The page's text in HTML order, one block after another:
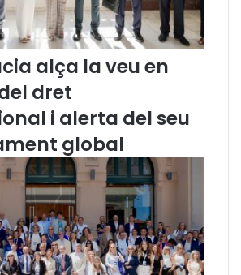
l
u
n
y
a
o
m
a
r
d
e
j
a
d
alça la veu en
dret
i alerta del seu
global